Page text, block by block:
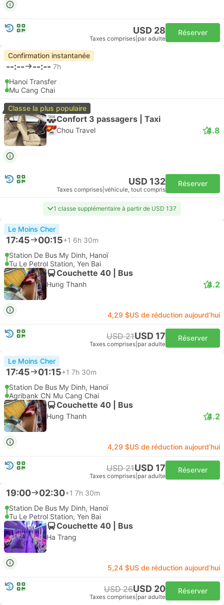
USD 28
Taxes comprises par adulte
Réserver
Confirmation instantanée
--:-- --:-- 7h
Hanoi Transfer
Mu Cang Chai
Classe la plus populaire
Confort 3 passagers | Taxi
Chou Travel 4.8
USD 132
Taxes comprises véhicule, tout compris
Réserver
1 classe supplémentaire à partir de USD 137
Le Moins Cher
17:45 00:15+1 6h 30m
Station De Bus My Dinh, Hanoï
Tu Le Petrol Station, Yen Bai
Couchette 40 | Bus
Hung Thanh 4.2
4,29 $US de réduction aujourd’hui
USD 21USD 17
Taxes comprises par adulte
Réserver
Le Moins Cher
17:45 01:15+1 7h 30m
Station De Bus My Dinh, Hanoï
Agribank CN Mu Cang Chai
Couchette 40 | Bus
Hung Thanh 4.2
4,29 $US de réduction aujourd’hui
USD 21USD 17
Taxes comprises par adulte
Réserver
19:00 02:30+1 7h 30m
Station De Bus My Dinh, Hanoï
Tu Le Petrol Station, Yen Bai
Couchette 40 | Bus
Ha Trang
5,24 $US de réduction aujourd’hui
USD 26USD 20
Taxes comprises par adulte
Réserver